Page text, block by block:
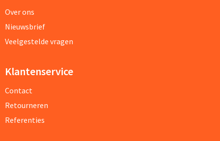
Over ons
Nieuwsbrief
Veelgestelde vragen
Klantenservice
Contact
Retourneren
Referenties